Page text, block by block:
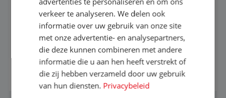
Met jouw ervaring in de reisbranche of
achtergrond in toerisme ben je klaar voor de
volgende stap. Vanaf je stoel reis je de hele
wereld over en speel je moeiteloos in op de
wensen van je team, je klant en wat er in de
reiswereld gebeurt. Met je enthousiasme weet je
BEKIJK VACATURE
verkeer te analyseren. We delen ook
informatie over uw gebruik van onze site
met onze advertentie- en analysepartners,
die deze kunnen combineren met andere
informatie die u aan hen heeft verstrekt of
die zij hebben verzameld door uw gebruik
van hun diensten. Privacybeleid